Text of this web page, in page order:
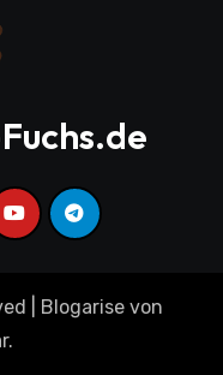
Blogarise von
.